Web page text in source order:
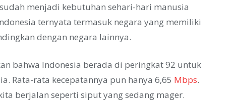
menjadi kebutuhan sehari-hari manusia
ternyata termasuk negara yang memiliki
dengan negara lainnya.
bahwa Indonesia berada di peringkat 92 untuk
Rata-rata kecepatannya pun hanya 6,65 Mbps.
berjalan seperti siput yang sedang mager.